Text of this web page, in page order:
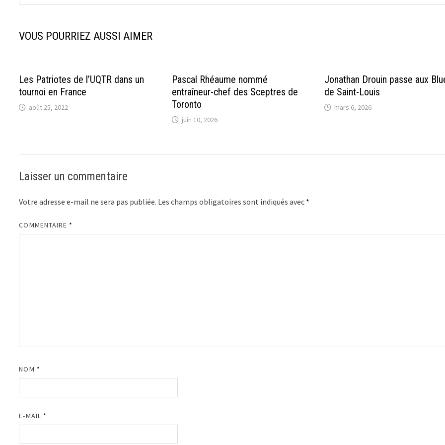
VOUS POURRIEZ AUSSI AIMER
Les Patriotes de l’UQTR dans un
tournoi en France
août 25, 2022
Pascal Rhéaume nommé
entraîneur-chef des Sceptres de
Toronto
juin 10, 2026
Jonathan Drouin passe aux
de Saint-Louis
mars 6, 2026
Laisser un commentaire
Votre adresse e-mail ne sera pas publiée. Les champs obligatoires sont indiqués avec *
COMMENTAIRE *
NOM *
E-MAIL *